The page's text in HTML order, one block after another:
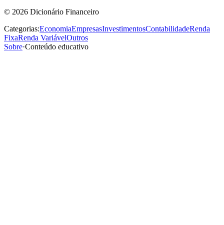
© 2026 Dicionário Financeiro
Categorias:EconomiaEmpresasInvestimentosContabilidadeRenda
FixaRenda VariávelOutros
Sobre·Conteúdo educativo